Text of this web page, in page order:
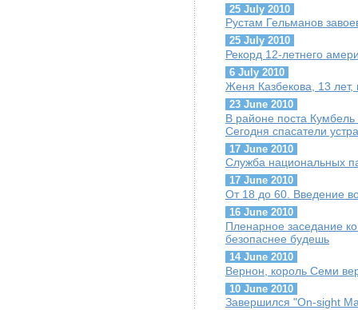
25 July 2010
Рустам Гельманов
25 July 2010
Рекорд 12-летнего
6 July 2010
Женя Казбекова, 13
23 June 2010
В районе поста
Сегодня спасатели
17 June 2010
Служба национальных
17 June 2010
От 18 до 60. Введение
16 June 2010
Пленарное заседание
безопаснее будешь
14 June 2010
Вернон, король Семи
10 June 2010
Завершился "On-sight